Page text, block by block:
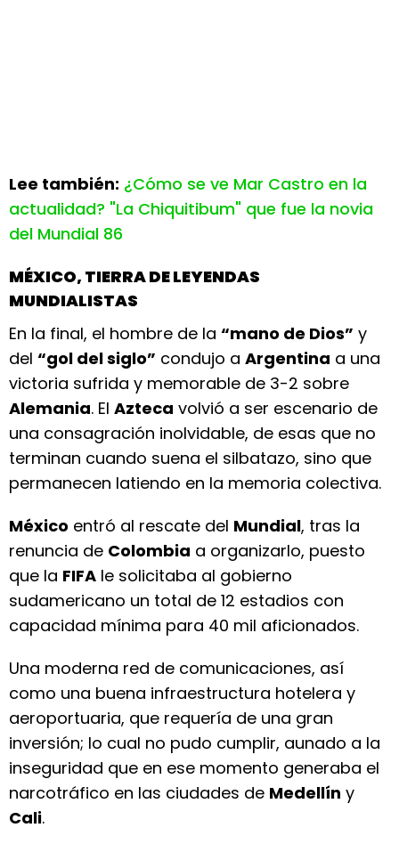
Lee también: ¿Cómo se ve Mar Castro en la
actualidad? "La Chiquitibum" que fue la novia
del Mundial 86
MÉXICO, TIERRA DE LEYENDAS
MUNDIALISTAS
En la final, el hombre de la “mano de Dios” y
del “gol del siglo” condujo a Argentina a una
victoria sufrida y memorable de 3-2 sobre
Alemania. El Azteca volvió a ser escenario de
una consagración inolvidable, de esas que no
terminan cuando suena el silbatazo, sino que
permanecen latiendo en la memoria colectiva.
México entró al rescate del Mundial, tras la
renuncia de Colombia a organizarlo, puesto
que la FIFA le solicitaba al gobierno
sudamericano un total de 12 estadios con
capacidad mínima para 40 mil aficionados.
Una moderna red de comunicaciones, así
como una buena infraestructura hotelera y
aeroportuaria, que requería de una gran
inversión; lo cual no pudo cumplir, aunado a la
inseguridad que en ese momento generaba el
narcotráfico en las ciudades de Medellín y
Cali.